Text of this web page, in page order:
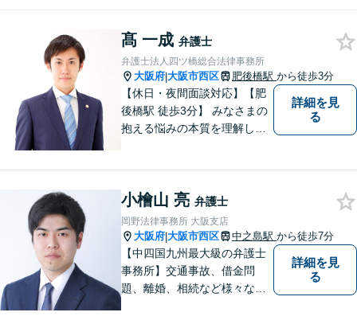
法律問題は時間の経過ととも
に事態が悪化することが多い
です。 お気軽にご相談くださ
い。
髙 一成 弁護士
弁護士法人四ツ橋総合法律事務所
大阪府|大阪市西区 肥後橋駅 から徒歩3分
【休日・夜間面談対応】【肥
後橋駅 徒歩3分】 みなさまの
抱える悩みの本質を理解し解
詳細を見
る
小檜山 亮 弁護士
岡野法律事務所 大阪支店
大阪府|大阪市西区 中之島駅 から徒歩7分
【中四国九州最大級の弁護士
事務所】交通事故、借金問
題、離婚、相続など様々な問
詳細を見
る